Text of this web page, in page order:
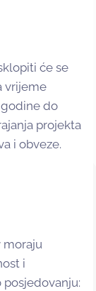
će se
vrijeme
godine do
projekta
i obveze.
moraju
i